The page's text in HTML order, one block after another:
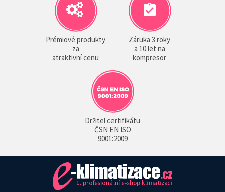
Prémiové produkty
za
atraktivní cenu
Záruka 3 roky
a 10 let na
kompresor
Držitel certifikátu
ČSN EN ISO
9001:2009